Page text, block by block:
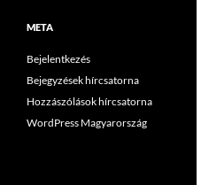
META
Bejelentkezés
Bejegyzések hírcsatorna
Hozzászólások hírcsatorna
WordPress Magyarország